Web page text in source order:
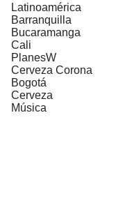
Latinoamérica
Barranquilla
Bucaramanga
Cali
PlanesW
Cerveza Corona
Bogotá
Cerveza
Música